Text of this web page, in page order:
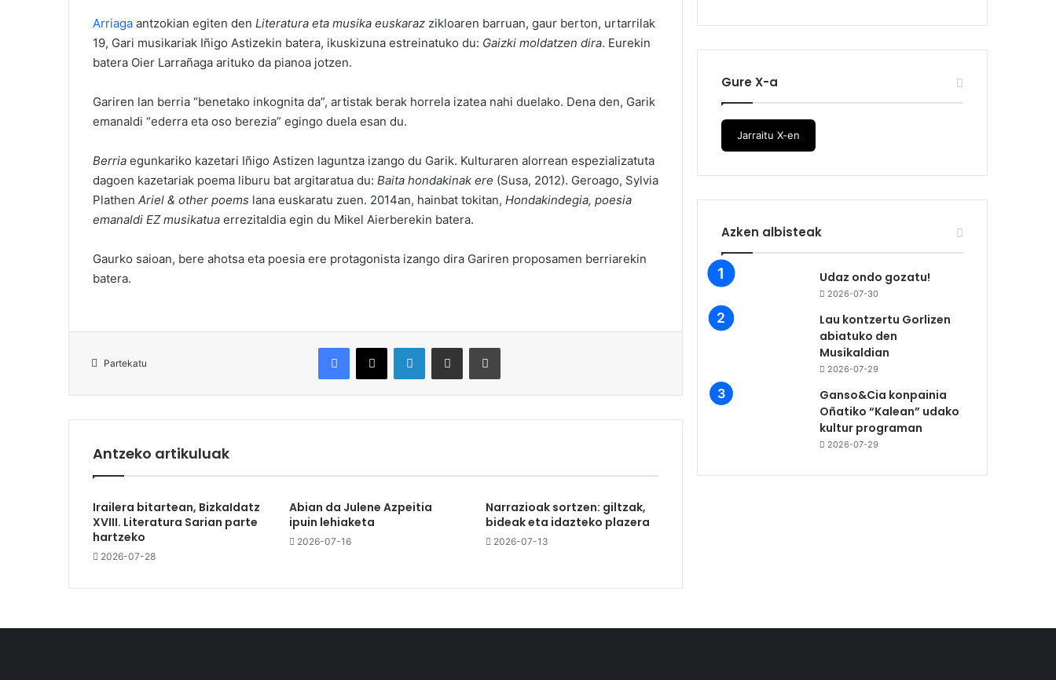
Arriaga antzokian egiten den Literatura eta musika euskaraz zikloaren barruan, gaur berton, urtarrilak
19, Gari musikariak Iñigo Astizekin batera, ikuskizuna estreinatuko du: Gaizki moldatzen dira. Eurekin
batera Oier Larrañaga arituko da pianoa jotzen.
Gariren lan berria “benetako inkognita da”, artistak berak horrela izatea nahi duelako. Dena den, Garik
emanaldi “ederra eta oso berezia” egingo duela esan du.
Berria egunkariko kazetari Iñigo Astizen laguntza izango du Garik. Kulturaren alorrean espezializatuta
dagoen kazetariak poema liburu bat argitaratua du: Baita hondakinak ere (Susa, 2012). Geroago, Sylvia
Plathen Ariel & other poems lana euskaratu zuen. 2014an, hainbat tokitan, Hondakindegia, poesia
emanaldi EZ musikatua errezitaldia egin du Mikel Aierberekin batera.
Gaurko saioan, bere ahotsa eta poesia ere protagonista izango dira Gariren proposamen berriarekin
batera.
Partekatu
Antzeko artikuluak
Irailera bitartean, BizkaIdatz
XVIII. Literatura Sarian parte
hartzeko
2026-07-28
Abian da Julene Azpeitia
ipuin lehiaketa
2026-07-16
Narrazioak sortzen: giltzak,
bideak eta idazteko plazera
2026-07-13
Gure X-a
Jarraitu X-en
Azken albisteak
Udaz ondo gozatu!
2026-07-30
Lau kontzertu Gorlizen
abiatuko den
Musikaldian
2026-07-29
Ganso&Cia konpainia
Oñatiko “Kalean” udako
kultur programan
2026-07-29